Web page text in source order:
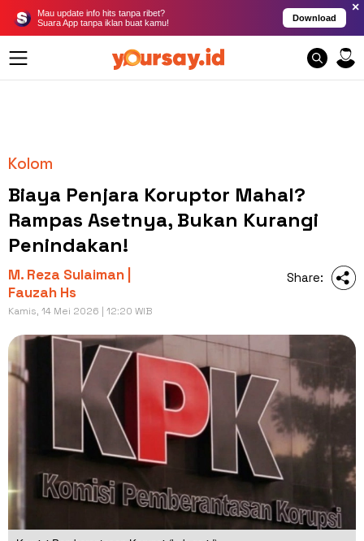
Mau update info hits tanpa ribet?
Suara App tanpa iklan buat kamu!
Download
×
Kolom
Biaya Penjara Koruptor Mahal?
Rampas Asetnya, Bukan Kurangi
Penindakan!
M. Reza Sulaiman |
Fauzah Hs
Kamis, 14 Mei 2026 | 12:20 WIB
Share: